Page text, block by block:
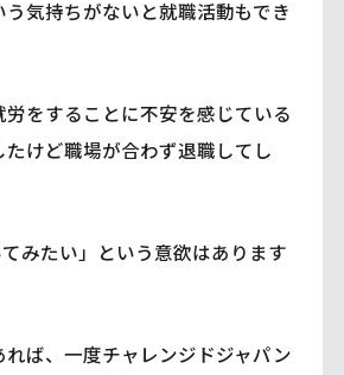
う気持ちがないと就職活動もでき
労をすることに不安を感じている
けど職場が合わず退職してし
みたい」という意欲はあります
ば、一度チャレンジドジャパン